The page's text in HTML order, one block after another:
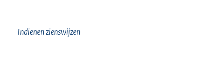
Indienen zienswijzen